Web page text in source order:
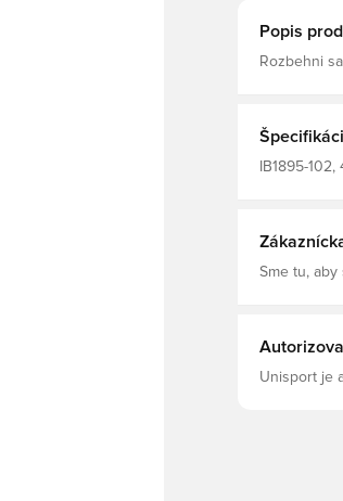
Popis
Rozbehni
pocit
otvorenej
zvýšili
IB1895-
Sme tu, aby
Unisport je